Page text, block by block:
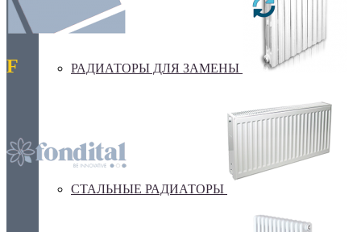
РАДИАТОРЫ ДЛЯ ЗАМЕНЫ
СТАЛЬНЫЕ РАДИАТОРЫ
F